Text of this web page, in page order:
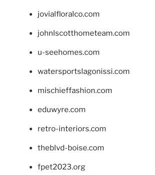
jovialfloralco.com
johnlscotthometeam.com
u-seehomes.com
watersportslagonissi.com
mischieffashion.com
eduwyre.com
retro-interiors.com
theblvd-boise.com
fpet2023.org